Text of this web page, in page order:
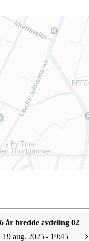
år bredde avdeling 02
19 aug. 2025 - 19:45